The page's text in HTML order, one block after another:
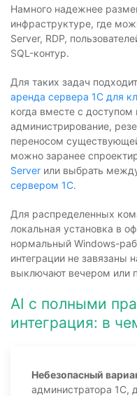
Намного надежнее
инфраструктуре, где
Server, RDP,
SQL-контур.
Для таких задач подходит
аренда сервера 1С для
когда вместе с
администрирование,
переносом
можно заранее
Server или выбрать
сервером 1С.
Для распределенных
локальная установка в
нормальный Windows-
интеграции не завязаны
выключают вечером или
AI с полными
интеграция: в
Небезопасный
администратора 1С,